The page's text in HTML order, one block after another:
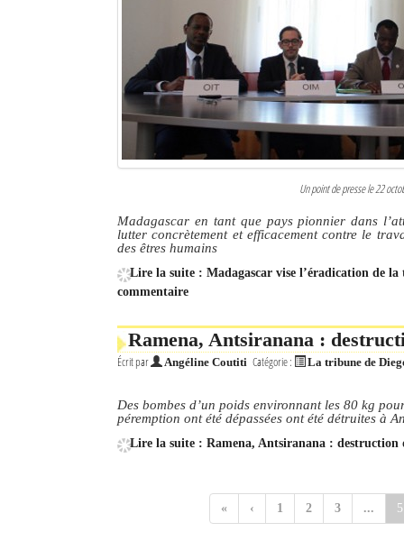
Un point de presse le 22
Madagascar en tant que pays pionnier dans
lutter concrètement et efficacement contre le
des êtres humains
Lire la suite : Madagascar vise l’éradication de
commentaire
Ramena, Antsiranana :
Écrit par Angéline Coutiti Catégorie : La tribune de
Des bombes d’un poids environnant les 80 kg
péremption ont été dépassées ont été détruites à
Lire la suite : Ramena, Antsiranana : destruction
« ‹ 1 2 3 ... 5